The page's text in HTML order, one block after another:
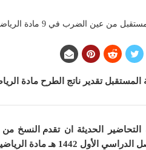
في 9 مادة الرياضيات الصف الثالث الابتدائي الفصل الدراسي الأول 1442 هـ
تقدير ناتج الطرح مادة
الحديثة ان تقدم النسخ من
الأول 1442 هـ
مادة